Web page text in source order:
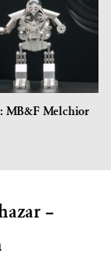
MB&F Melchior
–